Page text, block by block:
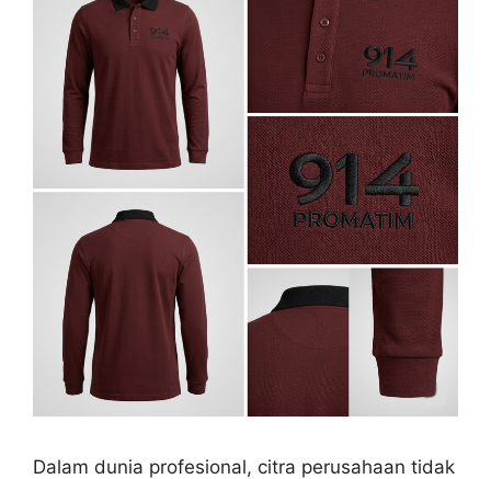
Dalam dunia profesional, citra perusahaan tidak